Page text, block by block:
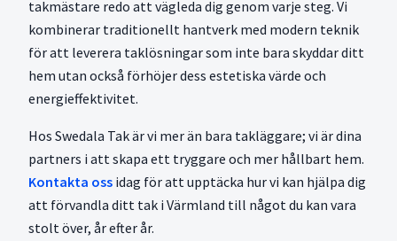
takmästare redo att vägleda dig genom varje steg. Vi
kombinerar traditionellt hantverk med modern teknik
för att leverera taklösningar som inte bara skyddar ditt
hem utan också förhöjer dess estetiska värde och
energieffektivitet.
Hos Swedala Tak är vi mer än bara takläggare; vi är dina
partners i att skapa ett tryggare och mer hållbart hem.
Kontakta oss idag för att upptäcka hur vi kan hjälpa dig
att förvandla ditt tak i Värmland till något du kan vara
stolt över, år efter år.